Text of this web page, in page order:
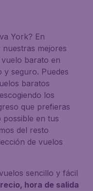
York? En
mejores
barato en
y seguro. Puedes
baratos
los
que prefieras
en tus
del resto
de vuelos
sencillo y fácil
hora de salida